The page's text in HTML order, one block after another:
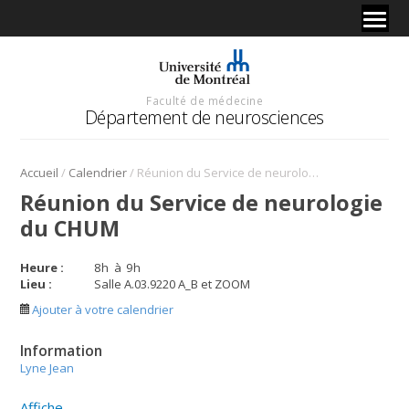
Faculté de médecine
Département de neurosciences
Accueil / Calendrier/ Réunion du Service de neurologie du CHUM
Réunion du Service de neurologie
du CHUM
Heure : 8h à 9h
Lieu :
Salle A.03.9220 A_B et ZOOM
Ajouter à votre calendrier
Information
Lyne Jean